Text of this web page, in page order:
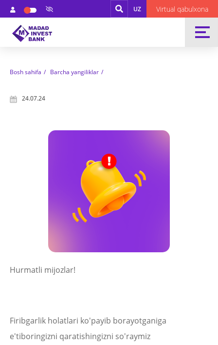
UZ Virtual qabulxona
Bosh sahifa Barcha yangiliklar
24.07.24
Hurmatli mijozlar!
Firibgarlik holatlari ko'payib borayotganiga
e'tiboringizni qaratishingizni so'raymiz